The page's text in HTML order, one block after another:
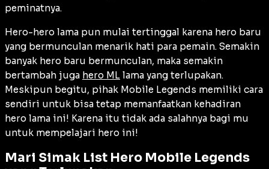
peminatnya.
Hero-hero lama pun mulai tertinggal karena hero baru
yang bermunculan menarik hati para pemain. Semakin
banyak hero baru bermunculan, maka semakin
bertambah juga hero ML lama yang terlupakan.
Meskipun begitu, pihak Mobile Legends memiliki cara
sendiri untuk bisa tetap memanfaatkan kehadiran
hero lama ini! Karena itu tidak ada salahnya bagi mu
untuk mempelajari hero ini!
Mari Simak List Hero Mobile Legends